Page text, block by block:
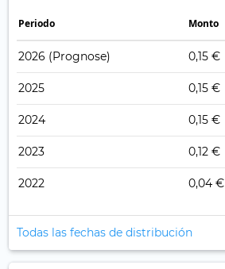
Periodo Monto
2026 (Prognose) 0,15 €
2025 0,15 €
2024 0,15 €
2023 0,12 €
2022 0,04 €
Todas las fechas de distribución